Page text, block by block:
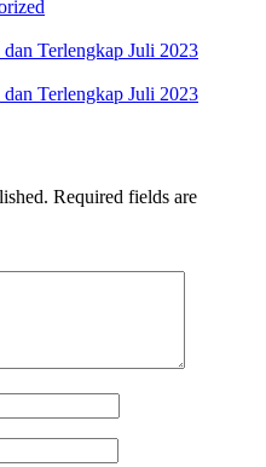
Terlengkap Juli 2023
Terlengkap Juli 2023
Required fields are